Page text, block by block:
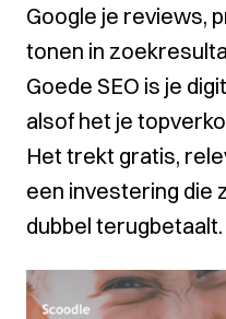
Google je reviews,
tonen in
Goede SEO is je
alsof het je
Het trekt gratis,
een investering die
dubbel terugbetaalt.